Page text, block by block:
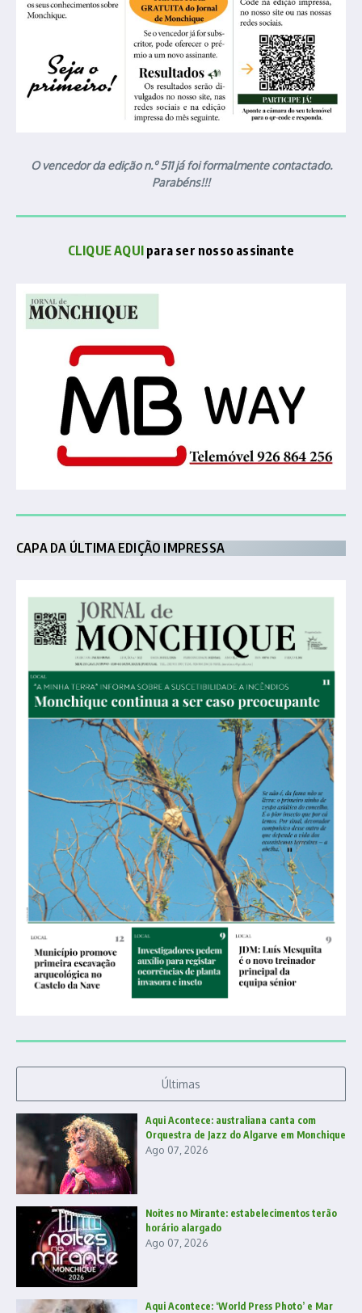
O vencedor da edição n.º 511 já foi formalmente contactado.
Parabéns!!!
CLIQUE AQUI para ser nosso assinante
CAPA DA ÚLTIMA EDIÇÃO IMPRESSA
Últimas
Aqui Acontece: australiana canta com
Orquestra de Jazz do Algarve em Monchique
Ago 07, 2026
Noites no Mirante: estabelecimentos terão
horário alargado
Ago 07, 2026
Aqui Acontece: ‘World Press Photo’ e Mar